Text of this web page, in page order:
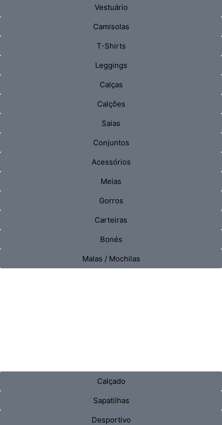
Vestuário
Camisolas
T-Shirts
Leggings
Calças
Calções
Saias
Conjuntos
Acessórios
Meias
Gorros
Carteiras
Bonés
Malas / Mochilas
Calçado
Sapatilhas
Desportivo